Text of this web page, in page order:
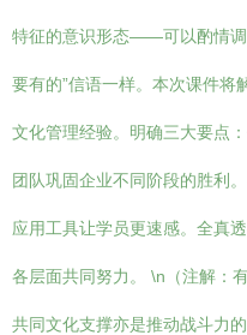
特征的意识形态——可以酌情
要有的”信语一样。本次课件将
文化管理经验。明确三大要点
团队巩固企业不同阶段的胜利
应用工具让学员更速感。全真
各层面共同努力。 \n（注解：
共同文化支撑亦是推动战斗力